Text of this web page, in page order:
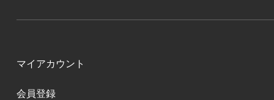
マイアカウント
会員登録